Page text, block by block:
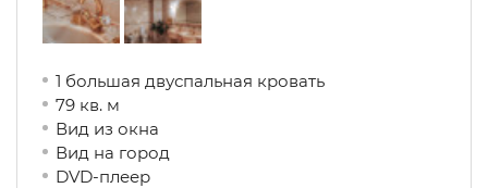
1 большая двуспальная кровать
79 кв. м
Вид из окна
Вид на город
DVD-плеер